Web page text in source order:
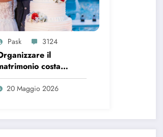
Pask 3124
il
costa
di più, ecco i
del 2026
20 Maggio 2026